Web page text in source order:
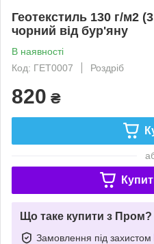
Геотекстиль 130 г/м2
чорний від бур'яну
В наявності
Код: ГЕТ0007
Роздріб
820 ₴
Що таке купити з Пром?
Замовлення під захистом